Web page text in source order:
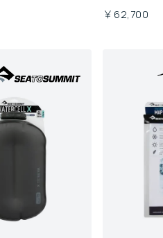
￥62,700